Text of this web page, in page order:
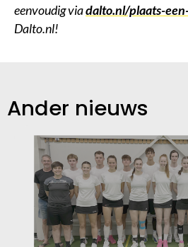
eenvoudig viadalto.nl/plaats-
Dalto.nl!
Ander nieuws